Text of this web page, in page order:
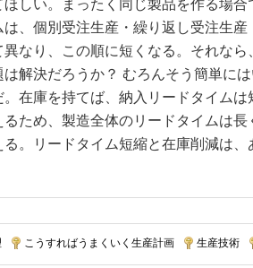
しい。まったく同じ製品を作る場合
、個別受注生産・繰り返し受注生産
なり、この順に短くなる。それなら
解決だろうか？ むろんそう簡単に
在庫を持てば、納入リードタイムは
ため、製造全体のリードタイムは長
。リードタイム短縮と在庫削減は、
こうすればうまくいく生産計画 生産技術